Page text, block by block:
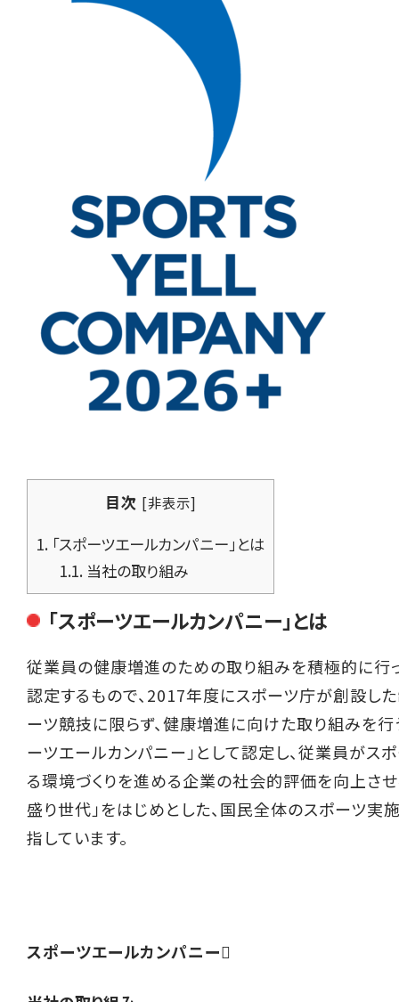
目次 [非表示]
1. 「スポーツエールカンパニー」とは
1.1.当社の取り組み
「スポーツエールカンパニー」とは
従業員の健康増進のための取り組みを積極的に行
認定するもので、2017年度にスポーツ庁が創設した
ーツ競技に限らず、健康増進に向けた取り組みを行
ーツエールカンパニー」として認定し、従業員がス
る環境づくりを進める企業の社会的評価を向上させ
盛り世代」をはじめとした、国民全体のスポーツ実
指しています。
スポーツエールカンパニー